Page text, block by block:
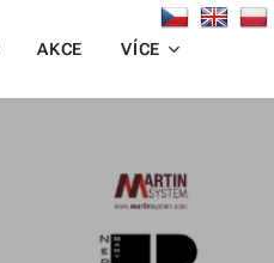
AKCE VÍCE